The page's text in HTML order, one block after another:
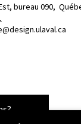
bureau 090,